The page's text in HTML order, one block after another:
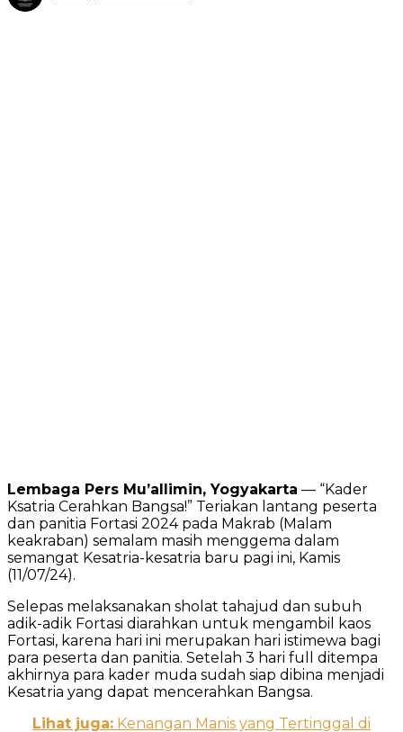
Lembaga Pers Mu’allimin, Yogyakarta — “Kader
Ksatria Cerahkan Bangsa!” Teriakan lantang peserta
dan panitia Fortasi 2024 pada Makrab (Malam
keakraban) semalam masih menggema dalam
semangat Kesatria-kesatria baru pagi ini, Kamis
(11/07/24).
Selepas melaksanakan sholat tahajud dan subuh
adik-adik Fortasi diarahkan untuk mengambil kaos
Fortasi, karena hari ini merupakan hari istimewa bagi
para peserta dan panitia. Setelah 3 hari full ditempa
akhirnya para kader muda sudah siap dibina menjadi
Kesatria yang dapat mencerahkan Bangsa.
Lihat juga: Kenangan Manis yang Tertinggal di